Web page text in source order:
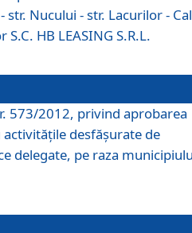
str. Nucului - str. Lacurilor -
HB LEASING S.R.L.
573/2012, privind aprobarea
desfăşurate de
delegate, pe raza